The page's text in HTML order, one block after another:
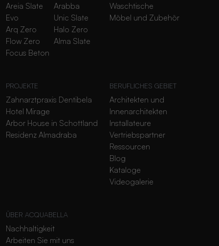
Areia Slate
Evo
Arq Zero
Flow Zero
Focus Beton
Arabba
Unic Slate
Halo Zero
Alma Slate
Waschtische
Möbel und Zubehör
PROJEKTE
Zahnarztpraxis Dentibela
Hotel Mirage
Arbor House in Schottland
Residenz Almadraba
BERUFLICHES GEBIET
Architekten und
Innenarchitekten
Installateure
Vertriebspartner
Ressourcen
Blog
Kataloge
Videogalerie
ÜBER ACQUABELLA
Nachhaltigkeit
Arbeiten Sie mit uns